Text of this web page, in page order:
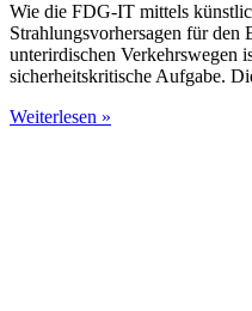
Wie die FDG-IT mittels
Strahlungsvorhersagen für
unterirdischen Verkehrswegen
sicherheitskritische Aufgabe.
Weiterlesen »